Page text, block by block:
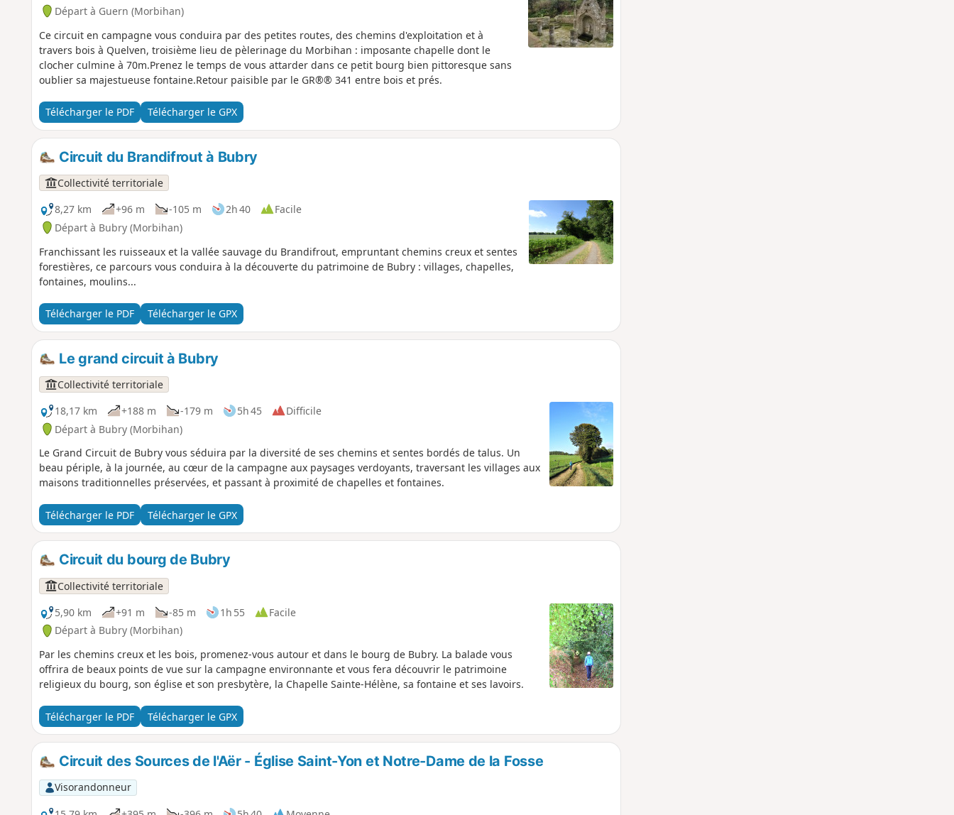
Départ à Guern (Morbihan)
Ce circuit en campagne vous conduira par des petites routes, des chemins d'exploitation et à
travers bois à Quelven, troisième lieu de pèlerinage du Morbihan : imposante chapelle dont le
clocher culmine à 70m.Prenez le temps de vous attarder dans ce petit bourg bien pittoresque sans
oublier sa majestueuse fontaine.Retour paisible par le GR®® 341 entre bois et prés.
Télécharger le PDF Télécharger le GPX
Circuit du Brandifrout à Bubry
Collectivité territoriale
8,27 km
+96 m -105 m 2h 40
Facile
Départ à Bubry (Morbihan)
Franchissant les ruisseaux et la vallée sauvage du Brandifrout, empruntant chemins creux et sentes
forestières, ce parcours vous conduira à la découverte du patrimoine de Bubry : villages, chapelles,
fontaines, moulins...
Télécharger le PDF Télécharger le GPX
Le grand circuit à Bubry
Collectivité territoriale
18,17 km
+188 m -179 m 5h 45
Difficile
Départ à Bubry (Morbihan)
Le Grand Circuit de Bubry vous séduira par la diversité de ses chemins et sentes bordés de talus. Un
beau périple, à la journée, au cœur de la campagne aux paysages verdoyants, traversant les villages aux
maisons traditionnelles préservées, et passant à proximité de chapelles et fontaines.
Télécharger le PDF Télécharger le GPX
Circuit du bourg de Bubry
Collectivité territoriale
5,90 km
+91 m -85 m 1h 55
Facile
Départ à Bubry (Morbihan)
Par les chemins creux et les bois, promenez-vous autour et dans le bourg de Bubry. La balade vous
offrira de beaux points de vue sur la campagne environnante et vous fera découvrir le patrimoine
religieux du bourg, son église et son presbytère, la Chapelle Sainte-Hélène, sa fontaine et ses lavoirs.
Télécharger le PDF Télécharger le GPX
Circuit des Sources de l'Aër - Église Saint-Yon et Notre-Dame de la Fosse
Visorandonneur